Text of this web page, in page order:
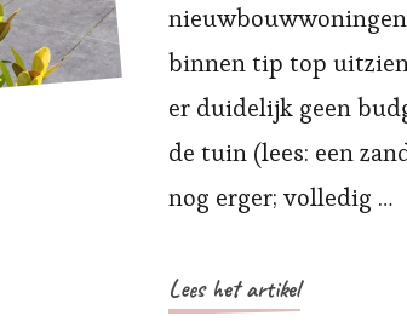
binnen tip top
er duidelijk geen
de tuin (lees: een
nog erger; volledig …
Lees het artikel